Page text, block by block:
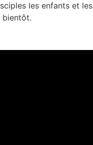
les enfants et
bientôt.